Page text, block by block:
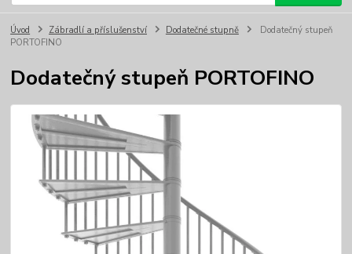
Úvod Zábradlí a příslušenství Dodatečné stupně
Dodatečný stupeň
PORTOFINO
Dodatečný stupeň PORTOFINO